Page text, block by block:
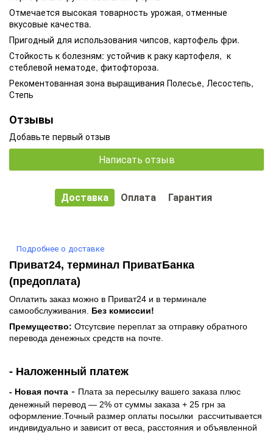
Отмечается высокая товарность урожая, отменные
вкусовые качества.
Пригодный для использования чипсов, картофель фри.
Стойкость к болезням: устойчив к раку картофеля, к
стеблевой нематоде, фитофтороза.
Рекоментованная зона выращивания Полесье, Лесостепь,
Степь
Отзывы
Добавьте первый отзыв
Написать отзыв
Доставка Оплата Гарантия
Подробнее о доставке
Приват24, терминал ПриватБанка
(предоплата)
Оплатить заказ можно в Приват24 и в терминале
самообслуживания. Без комиссии!
Премущество: Отсутсвие переплат за отправку обратного
перевода денежных средств на почте.
- Наложенный платеж
- Новая почта - Плата за пересылку вашего заказа плюс
денежный перевод — 2% от суммы заказа + 25 грн за
оформление.Точный размер оплаты посылки рассчитывается
индивидуально и зависит от веса, расстояния и объявленной